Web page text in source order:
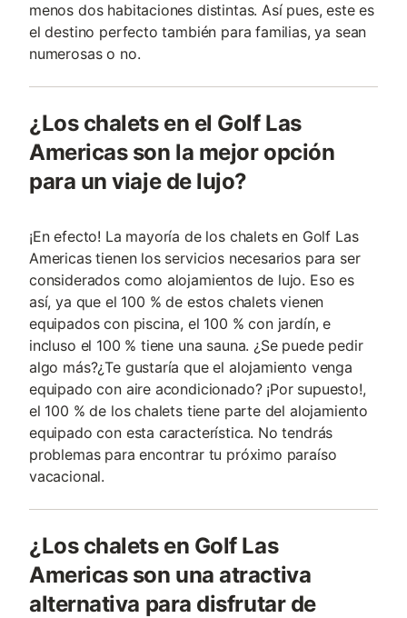
menos dos habitaciones distintas. Así pues, este es
el destino perfecto también para familias, ya sean
numerosas o no.
¿Los chalets en el Golf Las
Americas son la mejor opción
para un viaje de lujo?
¡En efecto! La mayoría de los chalets en Golf Las
Americas tienen los servicios necesarios para ser
considerados como alojamientos de lujo. Eso es
así, ya que el 100 % de estos chalets vienen
equipados con piscina, el 100 % con jardín, e
incluso el 100 % tiene una sauna. ¿Se puede pedir
algo más?¿Te gustaría que el alojamiento venga
equipado con aire acondicionado? ¡Por supuesto!,
el 100 % de los chalets tiene parte del alojamiento
equipado con esta característica. No tendrás
problemas para encontrar tu próximo paraíso
vacacional.
¿Los chalets en Golf Las
Americas son una atractiva
alternativa para disfrutar de